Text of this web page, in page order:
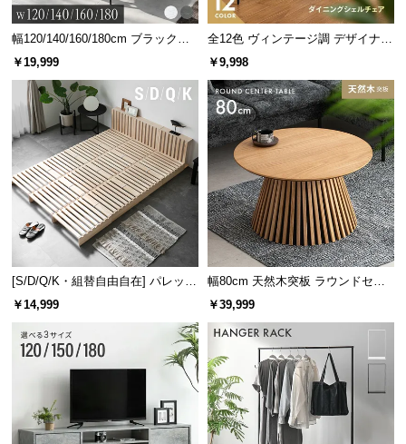
幅120/140/160/180cm ブラックフ
レーム ダイニング 大理石調 4人掛
￥19,999
全12色 ヴィンテージ調 デザイナー
ズシェルチェア
￥9,998
[S/D/Q/K・組替自由自在] パレット
ベッド 8/12/16枚セット
￥14,999
幅80cm 天然木突板 ラウンドセン
ターテーブル 美しい格子デザイン
￥39,999